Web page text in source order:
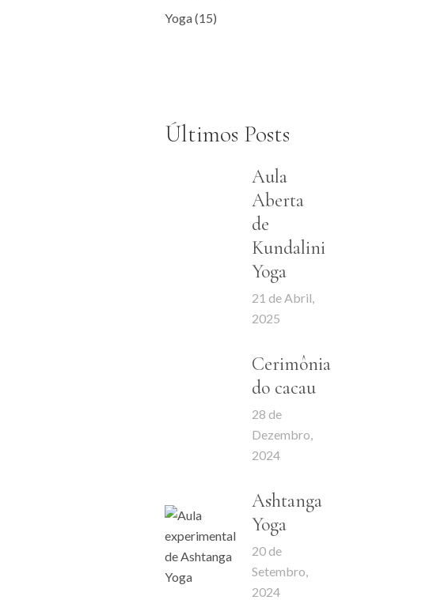
Yoga(15)
Últimos Posts
Aula
Aberta
de
Kundalini
Yoga
21 de Abril,
2025
Cerimônia
do cacau
28 de
Dezembro,
2024
Ashtanga
Yoga
20 de
Setembro,
2024